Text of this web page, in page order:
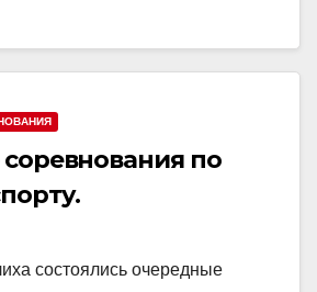
по
состоялись очередные